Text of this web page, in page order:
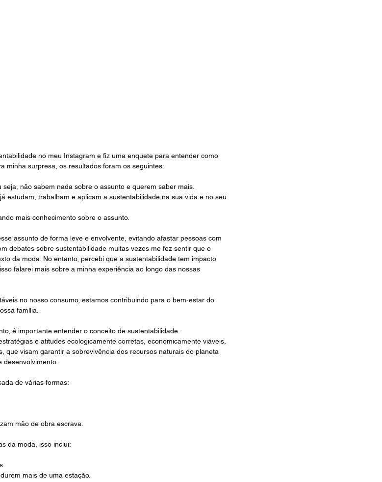
no meu Instagram e fiz uma enquete para entender como
minha surpresa, os resultados foram os seguintes:
não sabem nada sobre o assunto e querem saber mais.
estudam, trabalham e aplicam a sustentabilidade na sua vida e no seu
mais conhecimento sobre o assunto.
assunto de forma leve e envolvente, evitando afastar pessoas com
debates sobre sustentabilidade muitas vezes me fez sentir que o
da moda. No entanto, percebi que a sustentabilidade tem impacto
falarei mais sobre a minha experiência ao longo das nossas
no nosso consumo, estamos contribuindo para o bem-estar do
família.
é importante entender o conceito de sustentabilidade.
e atitudes ecologicamente corretas, economicamente viáveis,
que visam garantir a sobrevivência dos recursos naturais do planeta
de várias formas:
mão de obra escrava.
da moda, isso inclui:
mais de uma estação.